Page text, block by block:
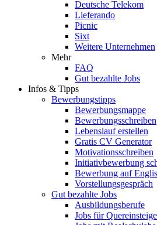
Deutsche Telekom
Lieferando
Picnic
Sixt
Weitere Unternehmen
Mehr
FAQ
Gut bezahlte Jobs
Infos & Tipps
Bewerbungstipps
Bewerbungsmappe
Bewerbungsschreiben
Lebenslauf erstellen
Gratis CV Generator
Motivationsschreiben
Initiativbewerbung
Bewerbung auf
Vorstellungsgespräch
Gut bezahlte Jobs
Ausbildungsberufe
Jobs für